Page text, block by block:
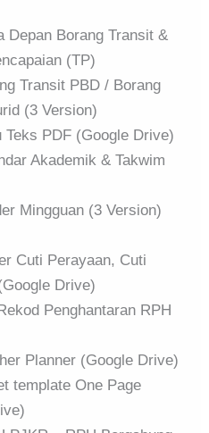
Depan Borang Transit &
(TP)
Transit PBD / Borang
(3 Version)
Teks PDF (Google Drive)
Akademik & Takwim
Mingguan (3 Version)
Cuti Perayaan, Cuti
Drive)
Penghantaran RPH
Planner (Google Drive)
template One Page